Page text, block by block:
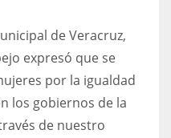
de Veracruz,
expresó que se
por la igualdad
los gobiernos de la
de nuestro